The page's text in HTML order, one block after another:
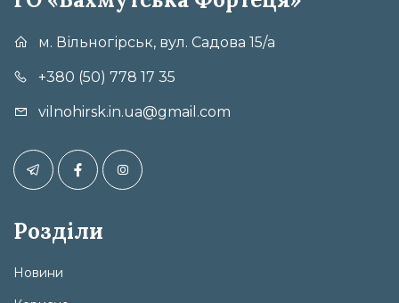
м. Вільногірськ, вул. Садова 15/а
+380 (50) 778 17 35
vilnohirsk.in.ua@gmail.com
Розділи
Новини